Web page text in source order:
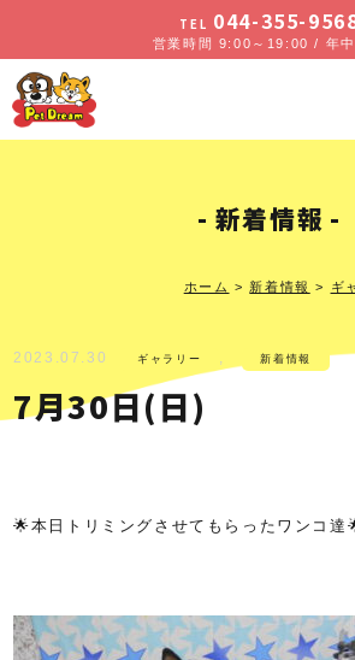
TEL 044-355-
営業時間 9:00～19:00 / 年中
新着情報
ホーム > 新着情報 > ギ
2023.07.30 ギャラリー 新着情報
7月30日(日)
🌟本日トリミングさせてもらったワンコ達